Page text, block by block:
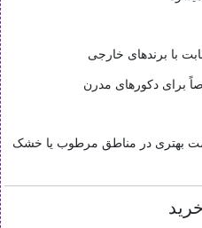
با برندهای خارجی
برای دکورهای مدرن
بهتری در مناطق مرطوب یا خشک